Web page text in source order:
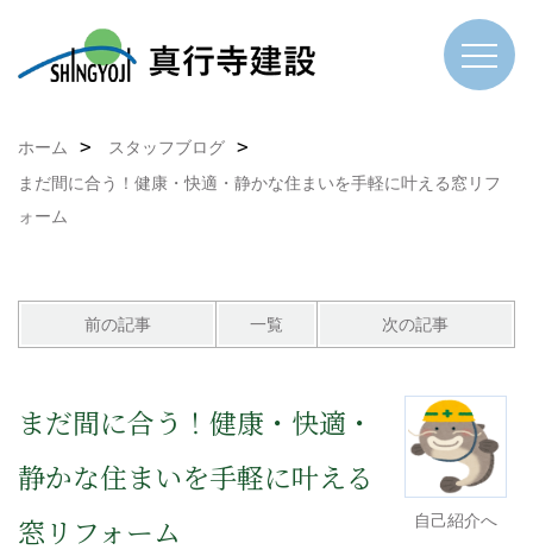
ホーム
スタッフブログ
まだ間に合う！健康・快適・静かな住まいを手軽に叶える窓リフ
ォーム
前の記事 一覧 次の記事
自己紹介へ
まだ間に合う！健康・快適・
静かな住まいを手軽に叶える
窓リフォーム